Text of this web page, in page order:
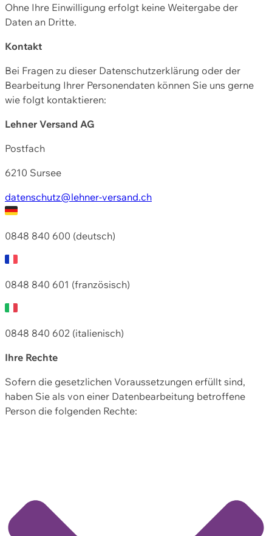
Ohne Ihre Einwilligung erfolgt keine Weitergabe der
Daten an Dritte.
Kontakt
Bei Fragen zu dieser Datenschutzerklärung oder der
Bearbeitung Ihrer Personendaten können Sie uns gerne
wie folgt kontaktieren:
Lehner Versand AG
Postfach
6210 Sursee
datenschutz@lehner-versand.ch
0848 840 600 (deutsch)
0848 840 601 (französisch)
0848 840 602 (italienisch)
Ihre Rechte
Sofern die gesetzlichen Voraussetzungen erfüllt sind,
haben Sie als von einer Datenbearbeitung betroffene
Person die folgenden Rechte: